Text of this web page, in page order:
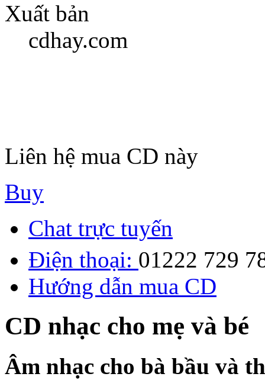
Xuất bản
cdhay.com
Liên hệ mua CD này
Buy
Chat trực tuyến
Điện thoại: 01222 729
Hướng dẫn mua CD
CD nhạc cho mẹ và bé
Âm nhạc cho bà bầu và